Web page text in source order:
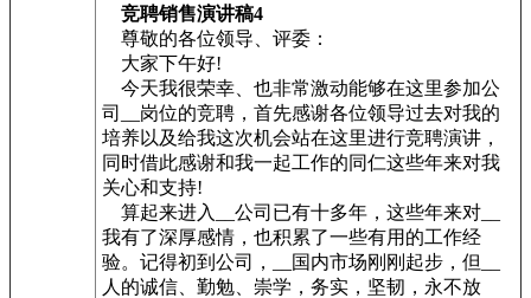
竞聘销售演讲稿4
尊敬的各位领导、评委：
大家下午好!
今天我很荣幸、也非常激动能够在这里参加公
司__岗位的竞聘，首先感谢各位领导过去对我的
培养以及给我这次机会站在这里进行竞聘演讲，
同时借此感谢和我一起工作的同仁这些年来对我
关心和支持!
算起来进入__公司已有十多年，这些年来对__
我有了深厚感情，也积累了一些有用的工作经
验。记得初到公司，__国内市场刚刚起步，但__
人的诚信、勤勉、崇学，务实，坚韧，永不放